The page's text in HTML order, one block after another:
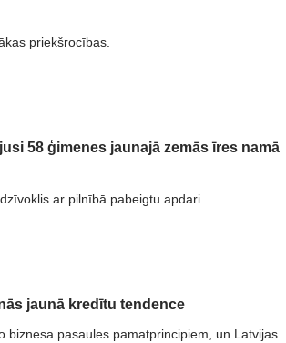
priekšrocības.
58 ģimenes jaunajā zemās īres namā
ar pilnībā pabeigtu apdari.
jaunā kredītu tendence
biznesa pasaules pamatprincipiem, un Latvijas